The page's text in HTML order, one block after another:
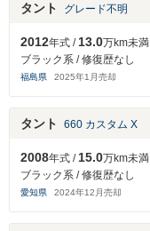
タント グレード不明
2012年式 / 13.0万km未満
ブラック系 / 修復歴なし
福島県 2025年1 月売却
タント 660 カスタム X
2008年式 / 15.0万km未満
ブラック系 / 修復歴なし
愛知県 2024年12 月売却